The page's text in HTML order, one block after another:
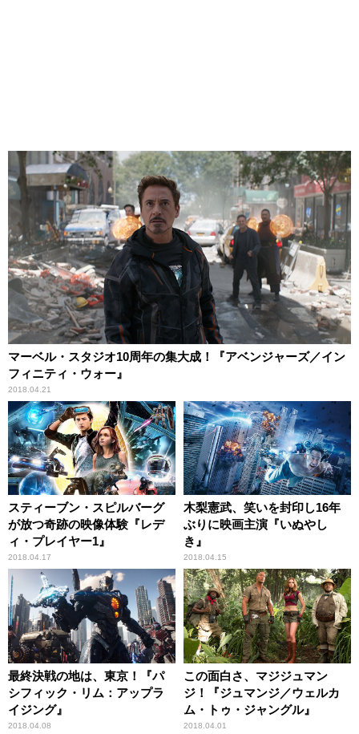
マーベル・スタジオ10周年の集大成！『アベンジャーズ／イン
フィニティ・ウォー』
2018.04.21
スティーブン・スピルバーグ
が放つ奇跡の映像体験『レデ
ィ・プレイヤー1』
2018.04.17
木梨憲武、笑いを封印し16年
ぶりに映画主演『いぬやし
き』
2018.04.15
最終決戦の地は、東京！『パ
シフィック・リム：アップラ
イジング』
2018.04.08
この面白さ、マジジュマン
ジ！『ジュマンジ／ウェルカ
ム・トゥ・ジャングル』
2018.04.01